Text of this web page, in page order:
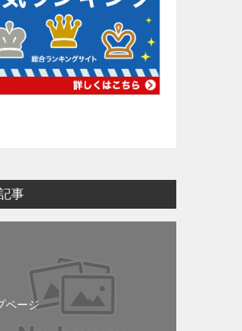
事
ページ